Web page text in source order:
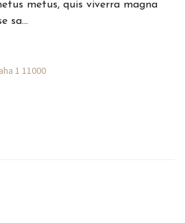
metus, quis viverra magna
sa...
1 11000